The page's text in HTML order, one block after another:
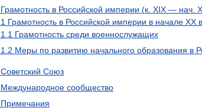
Грамотность в Российской империи (к XIX — нач
1 Грамотность в Российской империи в начале XX
1 1 Грамотность среди военнослужащих
1 2 Меры по развитию начального образования в
Советский Союз
Международное сообщество
Примечания